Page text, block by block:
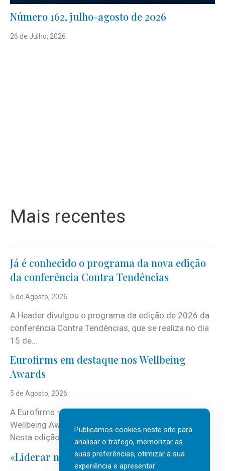
Número 162, julho-agosto de 2026
26 de Julho, 2026
Mais recentes
Já é conhecido o programa da nova edição
da conferência Contra Tendências
5 de Agosto, 2026
A Header divulgou o programa da edição de 2026 da
conferência Contra Tendências, que se realiza no dia
15 de...
Eurofirms em destaque nos Wellbeing
Awards
5 de Agosto, 2026
A Eurofirms – People first está de regresso aos
Wellbeing Awards, integrando o Top Wellbeing 2026.
Nesta edição, a multinacional...
«Liderar não é um talento místico.»
Publicamos cookies neste site para
analisar o tráfego, memorizar as
suas preferências, otimizar a sua
experiência e apresentar